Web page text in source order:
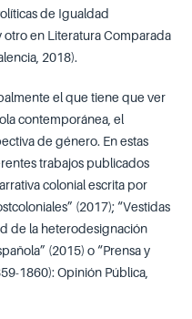
de Igualdad
otro en Literatura Comparada
2018).
el que tiene que ver
contemporánea, el
de género. En estas
trabajos publicados
colonial escrita por
(2017); “Vestidas
de la heterodesignación
(2015) o “Prensa y
1860): Opinión Pública,